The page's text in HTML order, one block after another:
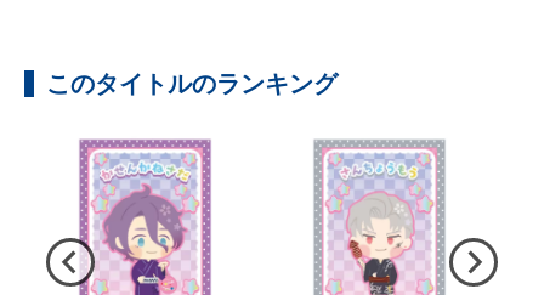
このタイトルのランキング